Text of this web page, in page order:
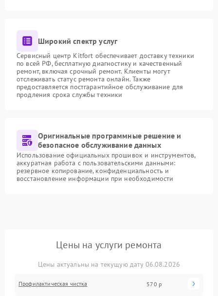
Широкий спектр услуг
Сервисный центр Kitfort обеспечивает доставку техники
по всей РФ, бесплатную диагностику и качественный
ремонт, включая срочный ремонт. Клиенты могут
отслеживать статус ремонта онлайн. Также
предоставляется постгарантийное обслуживание для
продления срока службы техники
Оригинальные программные решение и
безопасное обслуживание данных
Использование официальных прошивок и инструментов,
аккуратная работа с пользовательскими данными:
резервное копирование, конфиденциальность и
восстановление информации при необходимости
Цены на услуги ремонта
Цены актуальны на текущую дату 06.08.2026
Профилактическая чистка 570 р